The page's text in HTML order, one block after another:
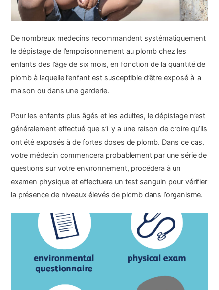
De nombreux médecins recommandent systématiquement
le dépistage de l’empoisonnement au plomb chez les
enfants dès l’âge de six mois, en fonction de la quantité de
plomb à laquelle l’enfant est susceptible d’être exposé à la
maison ou dans une garderie.
Pour les enfants plus âgés et les adultes, le dépistage n’est
généralement effectué que s’il y a une raison de croire qu’ils
ont été exposés à de fortes doses de plomb. Dans ce cas,
votre médecin commencera probablement par une série de
questions sur votre environnement, procédera à un
examen physique et effectuera un test sanguin pour vérifier
la présence de niveaux élevés de plomb dans l’organisme.